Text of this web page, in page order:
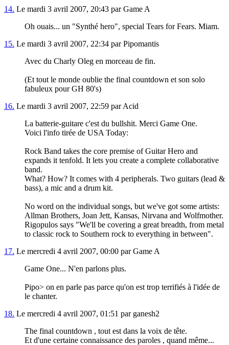
14. Le mardi 3 avril 2007, 20:43 par Game A
Oh ouais... un "Synthé hero", special Tears for Fears. Miam.
15. Le mardi 3 avril 2007, 22:34 par Pipomantis
Avec du Charly Oleg en morceau de fin.
(Et tout le monde oublie the final countdown et son solo
fabuleux pour GH 80's)
16. Le mardi 3 avril 2007, 22:59 par Acid
La batterie-guitare c'est du bullshit. Merci Game One.
Voici l'info tirée de USA Today:
Rock Band takes the core premise of Guitar Hero and
expands it tenfold. It lets you create a complete collaborative
band.
What? How? It comes with 4 peripherals. Two guitars (lead &
bass), a mic and a drum kit.
No word on the individual songs, but we've got some artists:
Allman Brothers, Joan Jett, Kansas, Nirvana and Wolfmother.
Rigopulos says "We'll be covering a great breadth, from metal
to classic rock to Southern rock to everything in between".
17. Le mercredi 4 avril 2007, 00:00 par Game A
Game One... N'en parlons plus.
Pipo> on en parle pas parce qu'on est trop terrifiés à l'idée de
le chanter.
18. Le mercredi 4 avril 2007, 01:51 par ganesh2
The final countdown , tout est dans la voix de tête.
Et d'une certaine connaissance des paroles , quand même...